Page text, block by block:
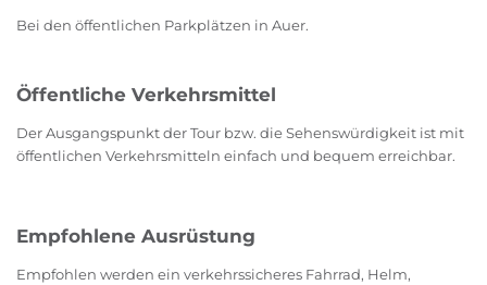
Bei den öffentlichen Parkplätzen in Auer.
Öffentliche Verkehrsmittel
Der Ausgangspunkt der Tour bzw. die Sehenswürdigkeit ist mit
öffentlichen Verkehrsmitteln einfach und bequem erreichbar.
Empfohlene Ausrüstung
Empfohlen werden ein verkehrssicheres Fahrrad, Helm,